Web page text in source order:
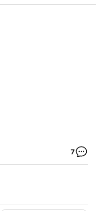
7